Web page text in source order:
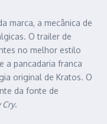
marca, a mecânica de
O trailer de
no melhor estilo
a pancadaria franca
original de Kratos. O
da fonte de
Cry.